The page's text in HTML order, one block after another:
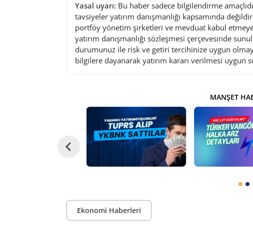
Yasal uyarı: Bu haber sadece bilgilendirme
tavsiyeler yatırım danışmanlığı kapsamında
portföy yönetim şirketleri ve mevduat kabul
yatırım danışmanlığı sözleşmesi çerçevesinde
durumunuz ile risk ve getiri tercihinize uygun
bilgilere dayanarak yatırım kararı verilmesi uygun
MANŞET
Ekonomi Haberleri